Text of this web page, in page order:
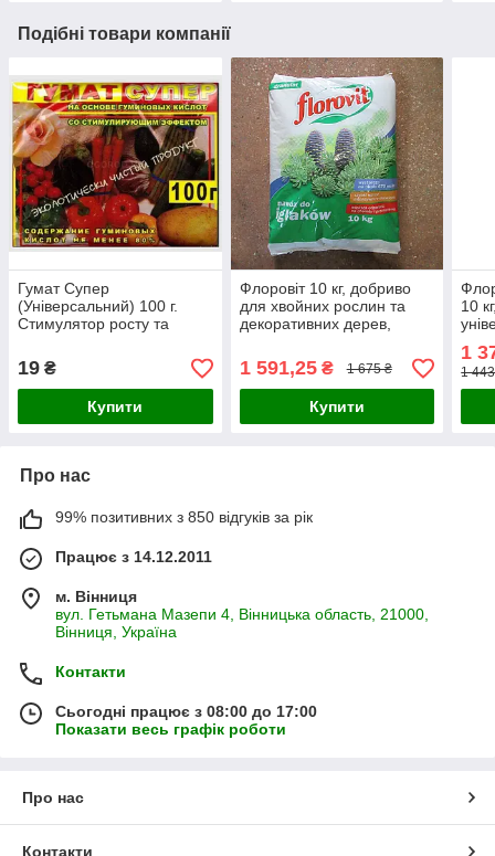
Подібні товари компанії
Гумат Супер
(Універсальний) 100 г.
Стимулятор росту та
19 ₴
Купити
Флоровіт 10 кг, добриво
для хвойних рослин та
декоративних дерев,
гранульоване, для
інтенсивного росту та
насиченого к
1 591,25₴ 1 675 ₴
Купити
10
для
1
1
Про нас
99% позитивних з 850 відгуків за рік
Працює з 14.12.2011
м. Вінниця
вул. Гетьмана Мазепи 4, Вінницька область, 21000,
Вінниця, Україна
Контакти
Сьогодні працює з 08:00 до 17:00
Показати весь графік роботи
Про нас
Контакти